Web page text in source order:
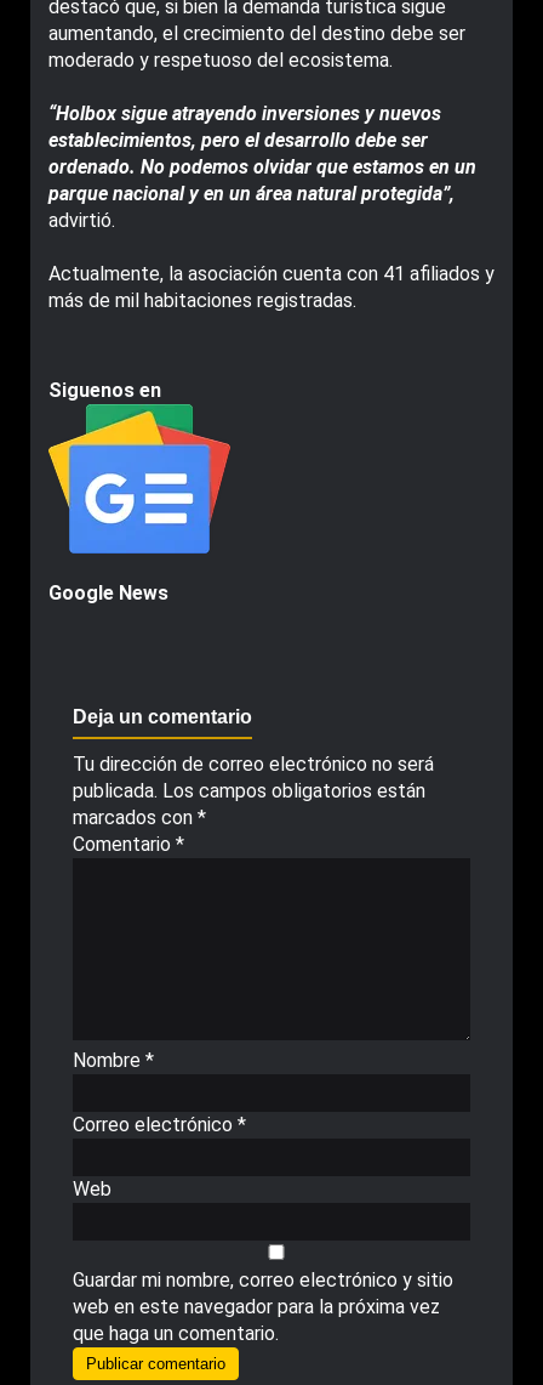
destacó que, si bien la demanda turística sigue
aumentando, el crecimiento del destino debe ser
moderado y respetuoso del ecosistema.
“Holbox sigue atrayendo inversiones y nuevos
establecimientos, pero el desarrollo debe ser
ordenado. No podemos olvidar que estamos en un
parque nacional y en un área natural protegida”,
advirtió.
Actualmente, la asociación cuenta con 41 afiliados y
más de mil habitaciones registradas.
Siguenos en
Google News
Deja un comentario
Tu dirección de correo electrónico no será
publicada. Los campos obligatorios están
marcados con *
Comentario *
Nombre *
Correo electrónico *
Web
Guardar mi nombre, correo electrónico y sitio
web en este navegador para la próxima vez
que haga un comentario.